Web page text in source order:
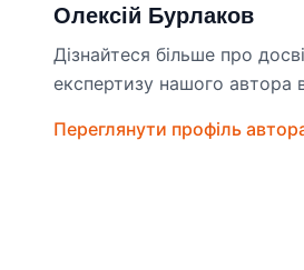
Олексій Бурлаков
Дізнайтеся більше про
експертизу нашого автора
Переглянути профіль